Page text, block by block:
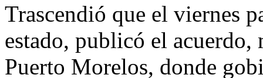
Trascendió que el viernes
estado, publicó el
Puerto Morelos, donde